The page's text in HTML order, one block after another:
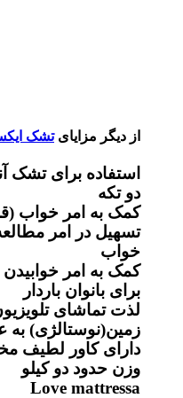
از دیگر مزایایتشک
استفاده برای تشک
دو تکه
کمک به امر خواب
تسهیل در امر
خواب
کمک به امر
برای بانوان باردار
لذت تماشای
زمین(نوستالژی) به
دارای کاور لطیف
وزن حدود دو کیلو
Love mattressa